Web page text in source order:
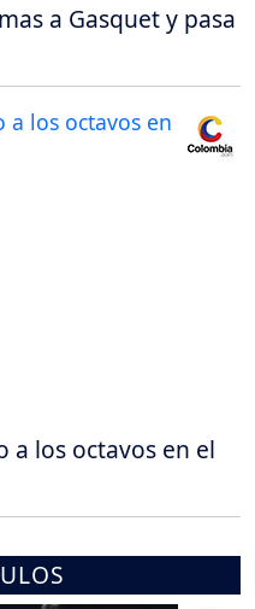
a Gasquet y pasa
a los octavos en el